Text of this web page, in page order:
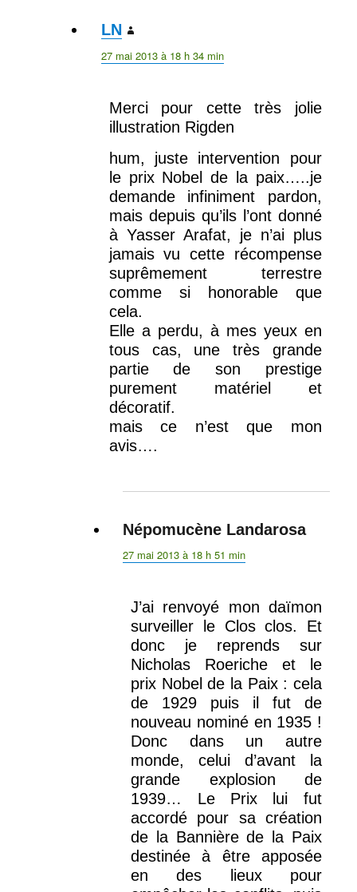
LN
27 mai 2013 à 18 h 34 min
Merci pour cette très jolie
illustration Rigden
hum, juste intervention pour
le prix Nobel de la paix…..je
demande infiniment pardon,
mais depuis qu’ils l’ont donné
à Yasser Arafat, je n’ai plus
jamais vu cette récompense
suprêmement terrestre
comme si honorable que
cela.
Elle a perdu, à mes yeux en
tous cas, une très grande
partie de son prestige
purement matériel et
décoratif.
mais ce n’est que mon
avis….
Népomucène Landarosadit :
27 mai 2013 à 18 h 51 min
J’ai renvoyé mon daïmon
surveiller le Clos clos. Et
donc je reprends sur
Nicholas Roeriche et le
prix Nobel de la Paix : cela
de 1929 puis il fut de
nouveau nominé en 1935 !
Donc dans un autre
monde, celui d’avant la
grande explosion de
1939… Le Prix lui fut
accordé pour sa création
de la Bannière de la Paix
destinée à être apposée
en des lieux pour